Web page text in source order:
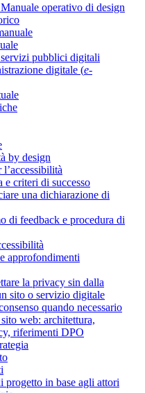
operativo di design
pubblici digitali
digitale (e-
by design
e criteri di successo
una dichiarazione di
di feedback e procedura di
approfondimenti
la privacy sin dalla
sito o servizio digitale
quando necessario
web: architettura,
riferimenti DPO
progetto in base agli attori